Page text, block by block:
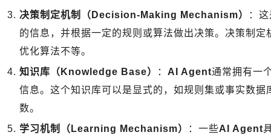
决策制定机制（Decision-Making Mechanism）
：
的信息，并根据一定的规则或算法做出决策。决策制
优化算法不等。
知识库（Knowledge Base）
： AI Agent通常拥有一
信息。这个知识库可以是显式的，如规则集或事实数
数。
学习机制（Learning Mechanism）
：一些AI Agent